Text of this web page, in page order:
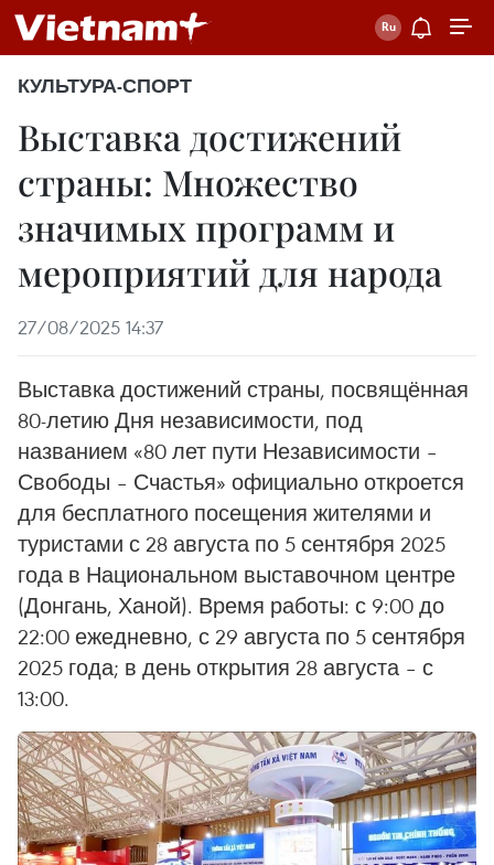
КУЛЬТУРА-СПОРТ
Выставка достижений
страны: Множество
значимых программ и
мероприятий для народа
27/08/2025 14:37
Выставка достижений страны, посвящённая
80-летию Дня независимости, под
названием «80 лет пути Независимости –
Свободы – Счастья» официально откроется
для бесплатного посещения жителями и
туристами с 28 августа по 5 сентября 2025
года в Национальном выставочном центре
(Донгань, Ханой). Время работы: с 9:00 до
22:00 ежедневно, с 29 августа по 5 сентября
2025 года; в день открытия 28 августа – с
13:00.